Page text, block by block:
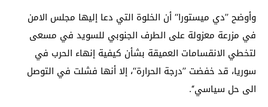
وأوضح ’’دي ميستورا‘‘ أن الخلوة التي دعا إليها مجلس الامن
في مزرعة معزولة على الطرف الجنوبي للسويد في مسعى
لتخطي الانقسامات العميقة بشأن كيفية إنهاء الحرب في
سوريا، قد خفضت ’’درجة الحرارة‘‘، إلا أنها فشلت في التوصل
الى حل سياسي‘‘.